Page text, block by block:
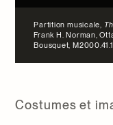
Partition musicale,
Frank H. Norman,
Bousquet,
Costumes et